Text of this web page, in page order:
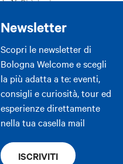
Newsletter
Scopri le newsletter di
Bologna Welcome e scegli
la più adatta a te: eventi,
consigli e curiosità, tour ed
esperienze direttamente
nella tua casella mail
ISCRIVITI